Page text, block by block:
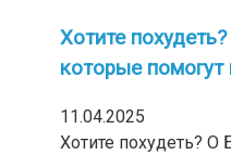
Хотите
которые помогут
11.04.2025
Хотите похудеть? О